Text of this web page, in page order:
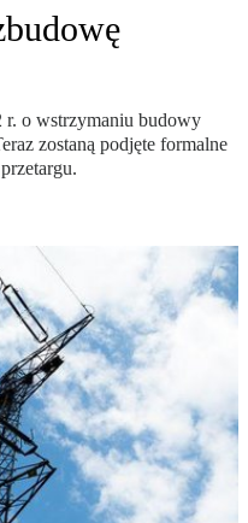
r. o wstrzymaniu budowy
zostaną podjęte formalne